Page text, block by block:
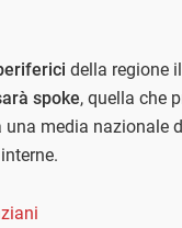
della regione il
spoke, quella che
una media nazionale